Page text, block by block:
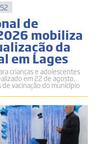
de
mobiliza
da
em Lages
crianças e adolescentes
em 22 de agosto,
vacinação do município